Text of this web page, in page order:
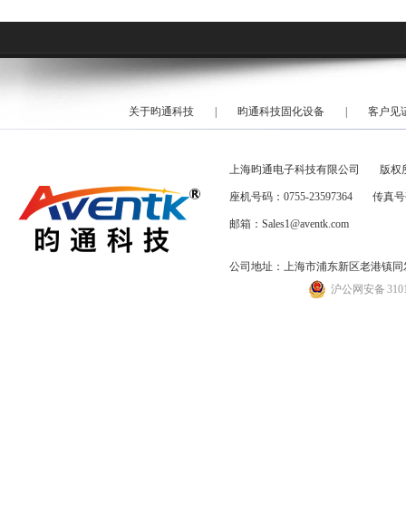
关于昀通科技 昀通科技固化设备 客户见
上海昀通电子科技有限公司 版权
座机号码：0755-23597364 传真号
邮箱：Sales1@aventk.com
公司地址：上海市浦东新区老港镇同
沪公网安备